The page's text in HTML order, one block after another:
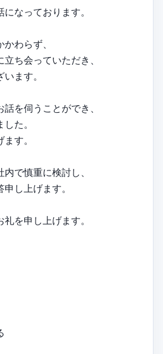
なっております。
わらず、
ち会っていただき、
ます。
を伺うことができ、
た。
す。
で慎重に検討し、
し上げます。
を申し上げます。